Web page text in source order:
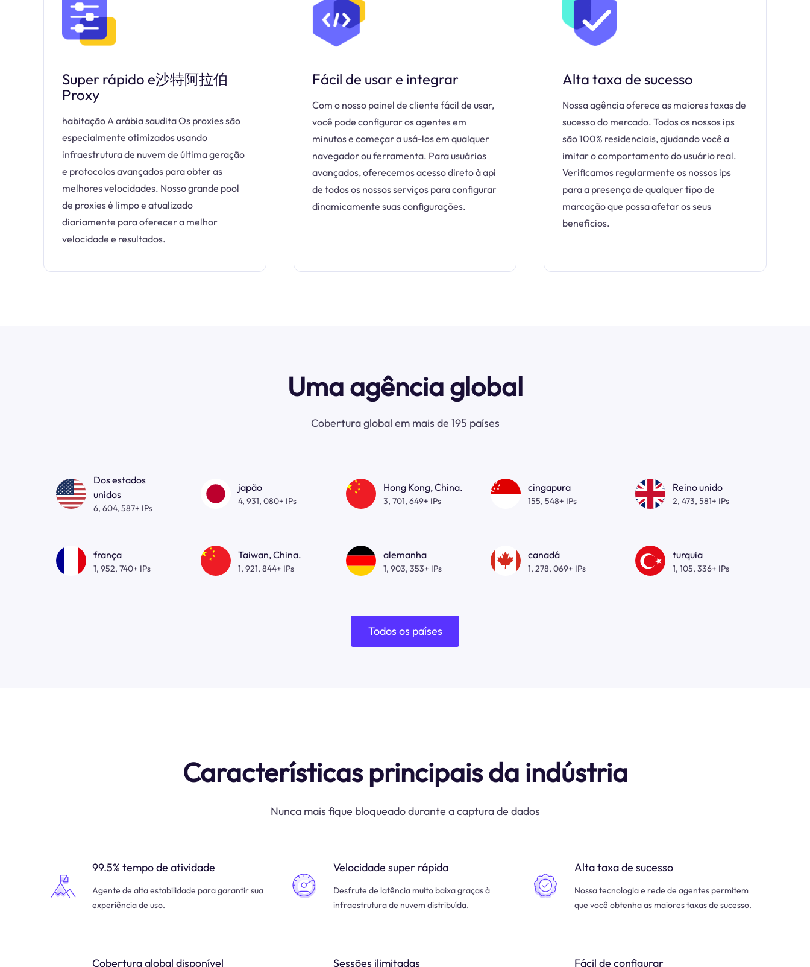
Super rápido e沙特阿拉伯
Proxy
habitação A arábia saudita Os proxies são
especialmente otimizados usando
infraestrutura de nuvem de última geração
e protocolos avançados para obter as
melhores velocidades. Nosso grande pool
de proxies é limpo e atualizado
diariamente para oferecer a melhor
velocidade e resultados.
Fácil de usar e integrar
Com o nosso painel de cliente fácil de usar,
você pode configurar os agentes em
minutos e começar a usá-los em qualquer
navegador ou ferramenta. Para usuários
avançados, oferecemos acesso direto à api
de todos os nossos serviços para configurar
dinamicamente suas configurações.
Alta taxa de sucesso
Nossa agência oferece as maiores taxas de
sucesso do mercado. Todos os nossos ips
são 100% residenciais, ajudando você a
imitar o comportamento do usuário real.
Verificamos regularmente os nossos ips
para a presença de qualquer tipo de
marcação que possa afetar os seus
benefícios.
Uma agência global
Cobertura global em mais de 195 países
Dos estados
unidos
6, 604, 587+ IPs
japão
4, 931, 080+ IPs
Hong Kong, China.
3, 701, 649+ IPs
cingapura
155, 548+ IPs
Reino unido
2, 473, 581+ IPs
frança
1, 952, 740+ IPs
Taiwan, China.
1, 921, 844+ IPs
alemanha
1, 903, 353+ IPs
canadá
1, 278, 069+ IPs
turquia
1, 105, 336+ IPs
Todos os países
Características principais da indústria
Nunca mais fique bloqueado durante a captura de dados
99.5% tempo de atividade
Agente de alta estabilidade para garantir sua
experiência de uso.
Velocidade super rápida
Desfrute de latência muito baixa graças à
infraestrutura de nuvem distribuída.
Alta taxa de sucesso
Nossa tecnologia e rede de agentes permitem
que você obtenha as maiores taxas de sucesso.
Cobertura global disponível Sessões ilimitadas Fácil de configurar